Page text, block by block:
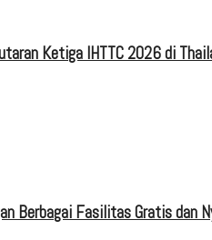
Ketiga IHTTC 2026 di
Berbagai Fasilitas Gratis dan